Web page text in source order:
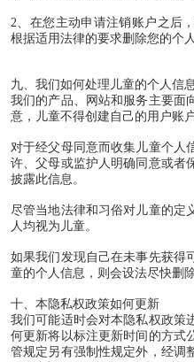
2、在您主动申请注销账户之后
根据适用法律的要求删除您的个
九、我们如何处理儿童的个人信
我们的产品、网站和服务主要面
意，儿童不得创建自己的用户账户
对于经父母同意而收集儿童个人
许、父母或监护人明确同意或者
披露此信息。
尽管当地法律和习俗对儿童的定
人均视为儿童。
如果我们发现自己在未事先获得
童的个人信息，则会设法尽快删
十、本隐私权政策如何更新
我们可能适时会对本隐私权政策
何更新将以标注更新时间的方式
管规定另有强制性规定外，经调